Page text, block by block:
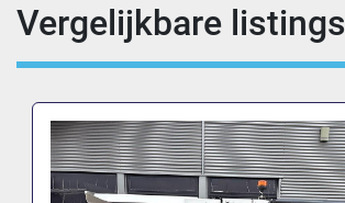
Vergelijkbare listings